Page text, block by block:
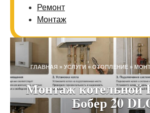
Ремонт
Монтаж
ГЛАВНАЯ » УСЛУГИ» ОТОПЛЕНИЕ»
Монтаж котельной
Бобер 20